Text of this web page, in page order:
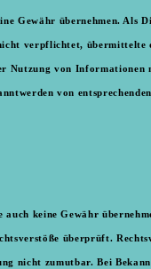
übernehmen. Als
verpflichtet,
von Informationen
von
keine Gewähr
überprüft.
nicht zumutbar. Bei